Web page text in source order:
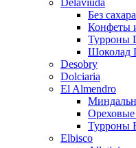
Delaviuda
Без
Конфеты
Турроны
Шоколад
Desobry
Dolciaria
El Almendro
Турроны
Elbisco